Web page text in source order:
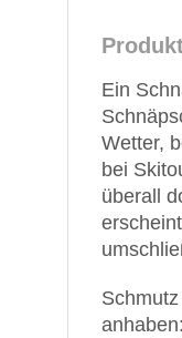
Ein
Wetter,
bei
überall